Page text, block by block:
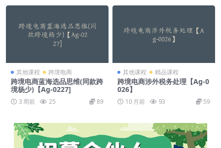
其他课程 跨境电商
跨境电商蓝海选品思维(同款跨
境杨少)【Ag-0227]
3 周前 25 89
其他课程 精品课程
跨境电商涉外税务处理【Ag-0
026】
10 月前 93 59